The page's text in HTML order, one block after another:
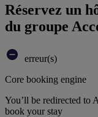
Réservez un
du groupe
erreur(s)
Core booking engine
You’ll be redirected to
book your stay